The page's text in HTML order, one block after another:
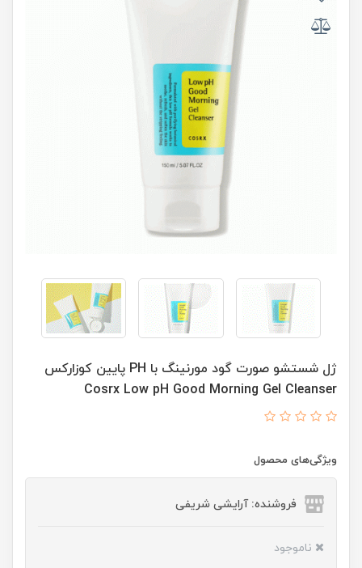
ژل شستشو صورت گود مورنینگ با PH پایین کوزارکس
Cosrx Low pH Good Morning Gel Cleanser
ویژگی‌های محصول
فروشنده: آرایشی شریفی
ناموجود